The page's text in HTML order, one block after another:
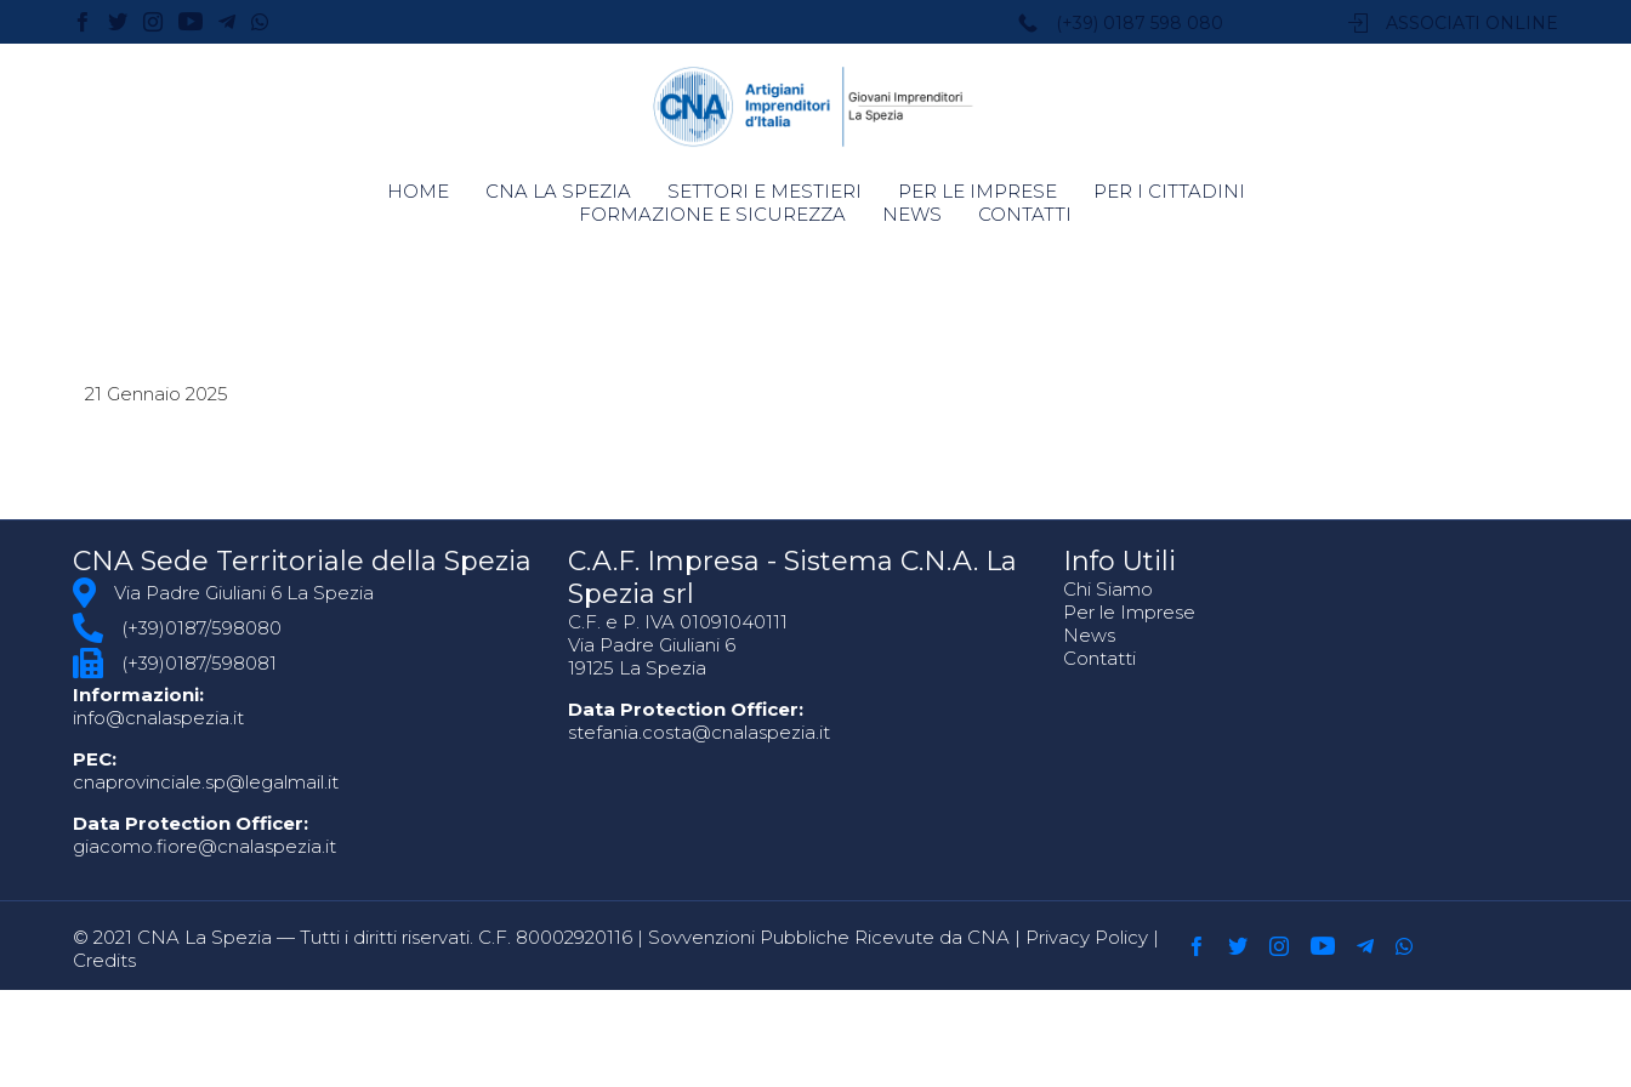
(+39) 0187 598 080 ASSOCIATI ONLINE
Skip
to
HOME CNA LA SPEZIA SETTORI E MESTIERI PER LE IMPRESE
PER I CITTADINI
FORMAZIONE E SICUREZZA
NEWS CONTATTI
21 Gennaio 2025
CNA Sede Territoriale della Spezia
Via Padre Giuliani 6 La Spezia
(+39)0187/598080
(+39)0187/598081
Informazioni:
info@cnalaspezia.it
PEC:
cnaprovinciale.sp@legalmail.it
Data Protection Officer:
giacomo.fiore@cnalaspezia.it
C.A.F. Impresa - Sistema C.N.A. La
Spezia srl
C.F. e P. IVA 01091040111
Via Padre Giuliani 6
19125 La Spezia
Data Protection Officer:
stefania.costa@cnalaspezia.it
Info Utili
Chi Siamo
Per le Imprese
News
Contatti
© 2021 CNA La Spezia — Tutti i diritti riservati. C.F. 80002920116 | Sovvenzioni Pubbliche Ricevute da CNA | Privacy Policy |
Credits